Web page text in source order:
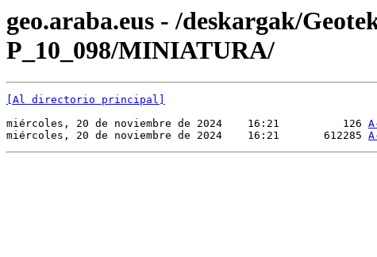
geo.araba.eus - /deskargak/
P_10_098/MINIATURA/
[Al directorio principal]
miércoles, 20 de noviembre de 2024    16:21          126
miércoles, 20 de noviembre de 2024    16:21       612285